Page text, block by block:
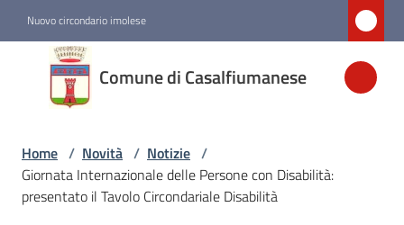
Nuovo circondario imolese
Comune di Casalfiumanese
Comune di
Casalfiumanese
Amministrazione
Home / Novità / Notizie /
Giornata Internazionale delle Persone con Disabilità:
presentato il Tavolo Circondariale Disabilità